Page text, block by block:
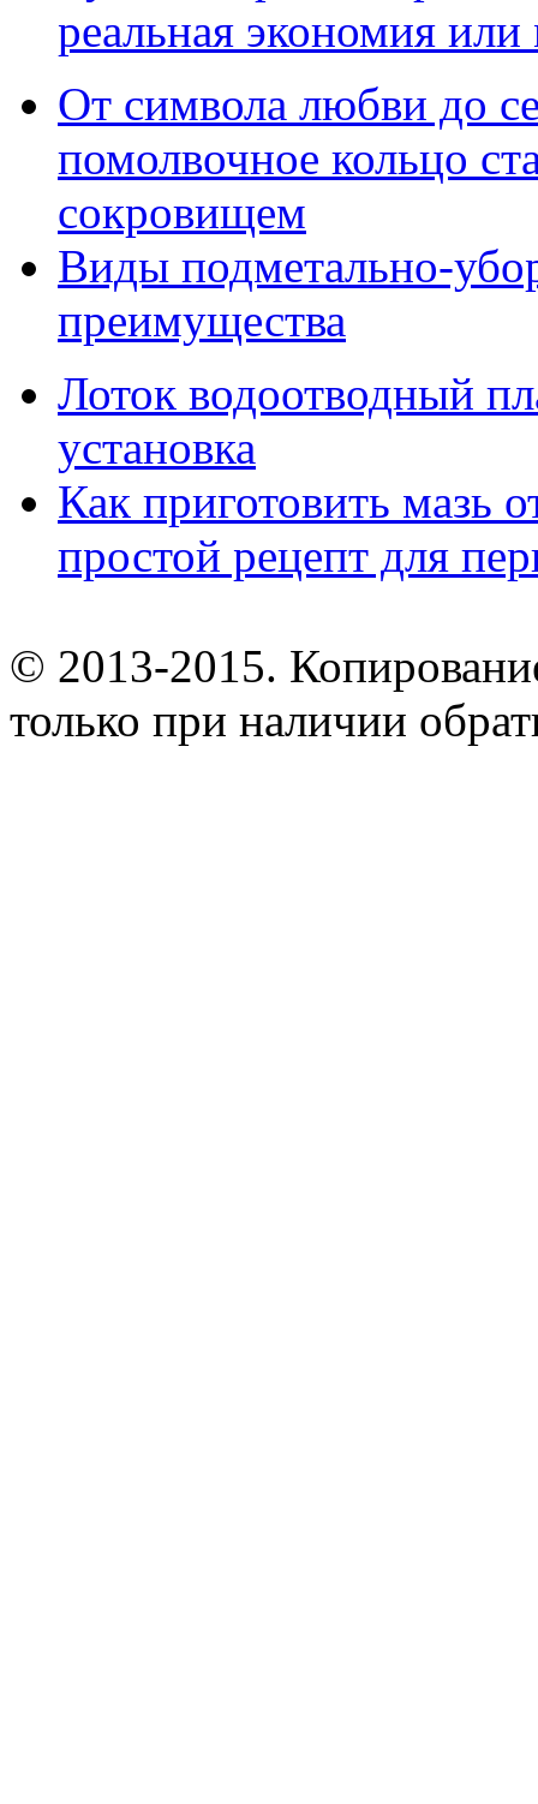
реальная экономия
От символа любви до
помолвочное кольцо
сокровищем
Виды подметально-
преимущества
Лоток водоотводный
установка
Как приготовить мазь
простой рецепт для
© 2013-2015.
только при наличии